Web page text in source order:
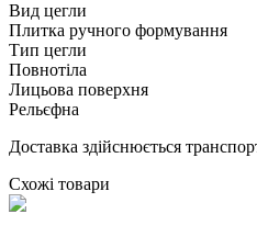
Вид цегли
Плитка ручного формування
Тип цегли
Повнотіла
Лицьова поверхня
Рельєфна
Доставка здійснюється
Схожі товари